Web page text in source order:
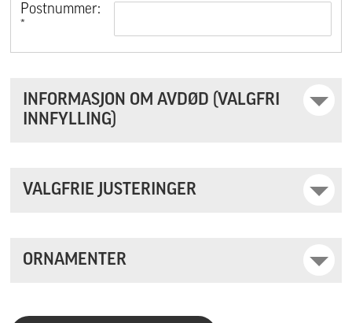
Postnummer:
INFORMASJON OM AVDØD (VALGFRI
INNFYLLING)
VALGFRIE JUSTERINGER
ORNAMENTER